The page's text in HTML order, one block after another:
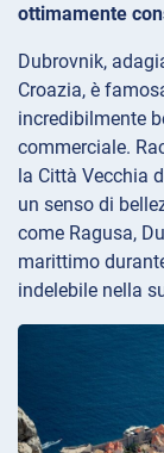
ottimamente
Dubrovnik,
Croazia, è
incredibilmente
commerciale.
la Città Vecchia
un senso di
come Ragusa,
marittimo
indelebile nella